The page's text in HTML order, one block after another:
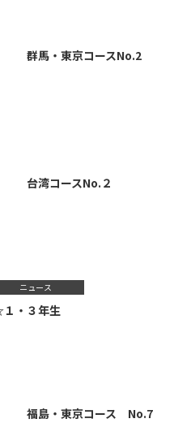
群馬・東京コースNo.2
台湾コースNo.２
ニュース
・３年生
福島・東京コース No.7